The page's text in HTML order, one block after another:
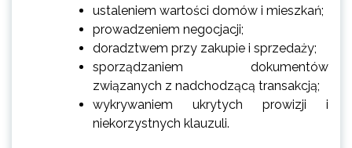
ustaleniem wartości domów i mieszkań;
prowadzeniem negocjacji;
doradztwem przy zakupie i sprzedaży;
sporządzaniem dokumentów
związanych z nadchodzącą transakcją;
wykrywaniem ukrytych prowizji i
niekorzystnych klauzuli.